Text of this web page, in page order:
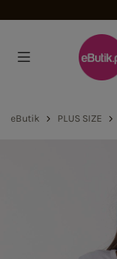
eButik PLUS SIZE